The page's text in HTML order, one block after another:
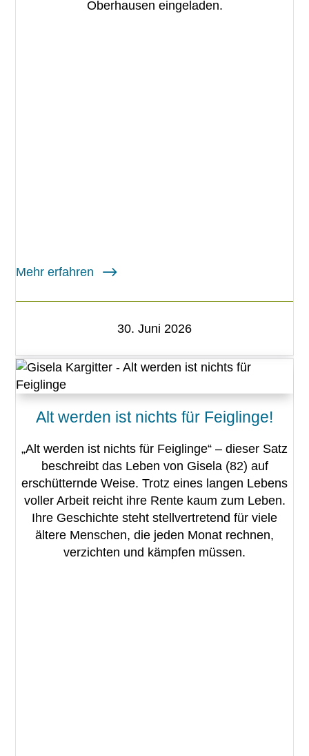
Oberhausen eingeladen.
Mehr erfahren
30. Juni 2026
Alt werden ist nichts für Feiglinge!
„Alt werden ist nichts für Feiglinge“ – dieser Satz
beschreibt das Leben von Gisela (82) auf
erschütternde Weise. Trotz eines langen Lebens
voller Arbeit reicht ihre Rente kaum zum Leben.
Ihre Geschichte steht stellvertretend für viele
ältere Menschen, die jeden Monat rechnen,
verzichten und kämpfen müssen.